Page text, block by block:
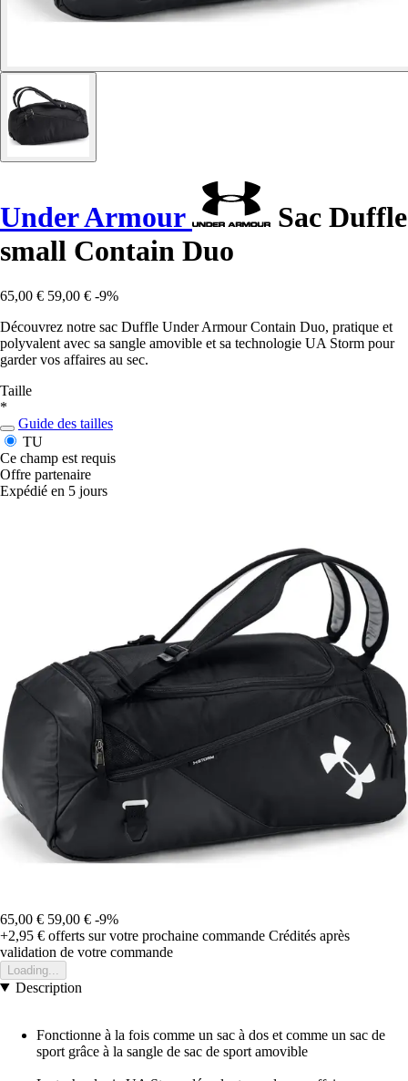
Under Armour
Sac Duffle
small Contain Duo
65,00 € 59,00 € -9%
Découvrez notre sac Duffle Under Armour Contain Duo, pratique et
polyvalent avec sa sangle amovible et sa technologie UA Storm pour
garder vos affaires au sec.
Taille
*
Guide des tailles
TU
Ce champ est requis
Offre partenaire
Expédié en 5 jours
65,00 € 59,00 € -9%
+2,95 € offerts sur votre prochaine commande Crédités après
validation de votre commande
Loading...
Description
Fonctionne à la fois comme un sac à dos et comme un sac de
sport grâce à la sangle de sac de sport amovible